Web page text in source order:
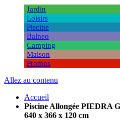
Jardin
Loisirs
Piscine
Balneo
Camping
Maison
Promos
Allez au contenu
Accueil
Piscine Allongée PIEDRA
640 x 366 x 120 cm